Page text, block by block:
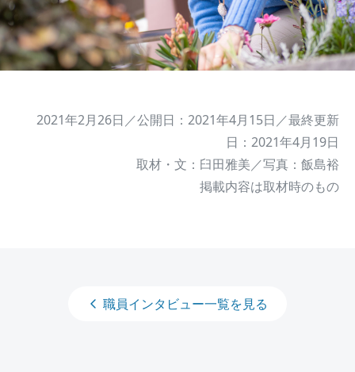
2021年2月26日／公開日：2021年4月15日／最終更新
日：2021年4月19日
取材・文：臼田雅美／写真：飯島裕
掲載内容は取材時のもの
職員インタビュー一覧を見る